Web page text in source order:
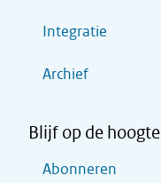
Integratie
Archief
Blijf op de hoogte
Abonneren